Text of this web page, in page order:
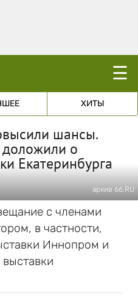
☰
ХИТЫ
шансы.
о
Екатеринбурга
архив 66.RU
с членами
в частности,
Иннопром и